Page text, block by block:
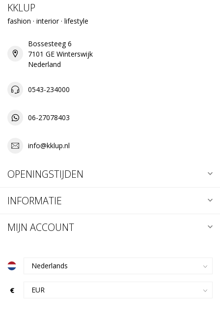
KKLUP
fashion · interior · lifestyle
Bossesteeg 6
7101 GE Winterswijk
Nederland
0543-234000
06-27078403
info@kklup.nl
OPENINGSTIJDEN
INFORMATIE
MIJN ACCOUNT
€